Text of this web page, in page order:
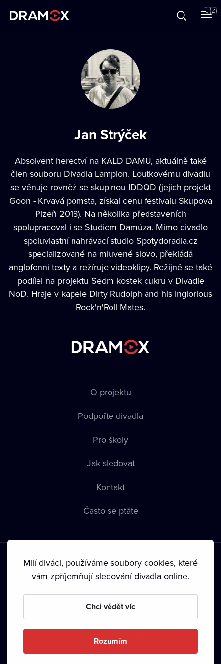
🇨🇿
Jan Strýček
Absolvent herectví na KALD DAMU, aktuálně také
člen souboru Divadla Lampion. Loutkovému divadlu
se věnuje rovněž se skupinou IDDQD (jejich projekt
Goon - Krvavá pomsta, získal cenu festivalu Skupova
Plzeň 2018). Na několika představeních
spolupracoval i se Studiem Damúza. Mimo divadlo
spoluvlastní nahrávací studio Spotydoradia.cz
specializované na mluvené slovo, překládá
anglofonní texty a režíruje videoklipy. Režijně se také
podílel na projektu Sedm kostek cukru v Divadle
NoD. Hraje v kapele Dirty Rudolph and his Inglorious
Rock'n'Roll Mates.
O projektu
Podpořte divadla
Pro školy
Jak sledovat
Kontakt
Často se ptáte
Podmínky používání • Ochrana soukromí • Zásady používání
• Autorská práva•
Milí diváci, používáme soubory cookies, které
vám zpříjemňují sledování divadla online.
Chci vědět víc
Rozumím